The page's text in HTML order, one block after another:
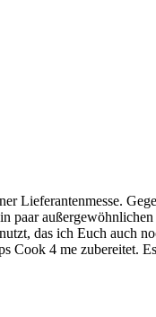
Lieferantenmesse.
paar
das ich Euch auch
Cook 4 me zubereitet.